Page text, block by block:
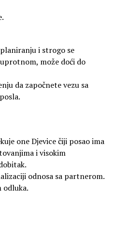
i strogo se
može doći do
da započnete vezu sa
one Djevice čiji posao ima
i visokim
odnosa sa partnerom.
odluka.